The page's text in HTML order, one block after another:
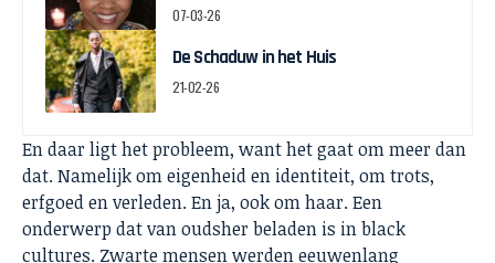
07-03-26
De Schaduw in het Huis
21-02-26
En daar ligt het probleem, want het gaat om meer dan
dat. Namelijk om eigenheid en identiteit, om trots,
erfgoed en verleden. En ja, ook om haar. Een
onderwerp dat van oudsher beladen is in black
cultures. Zwarte mensen werden eeuwenlang